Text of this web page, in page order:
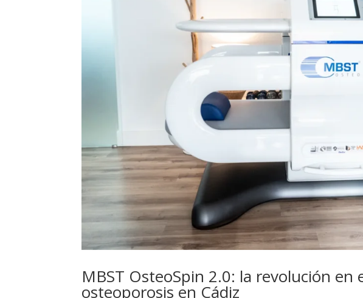
MBST OsteoSpin 2.0: la revolución
osteoporosis en Cádiz